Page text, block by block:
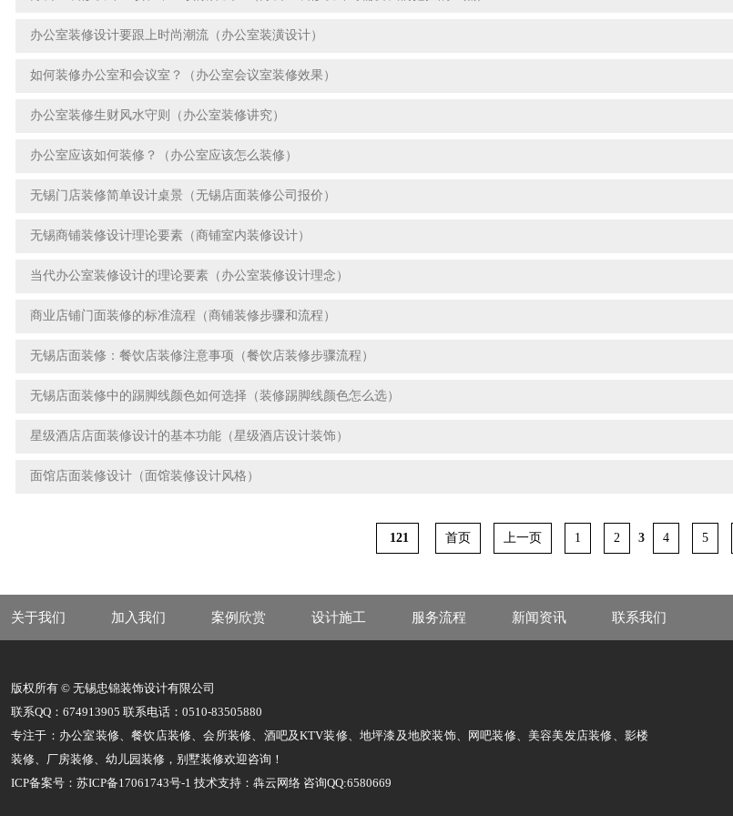
办公室装修设计要跟上时尚潮流（办公室装潢设计）
如何装修办公室和会议室？（办公室会议室装修效果）
办公室装修生财风水守则（办公室装修讲究）
办公室应该如何装修？（办公室应该怎么装修）
无锡门店装修简单设计桌景（无锡店面装修公司报价）
无锡商铺装修设计理论要素（商铺室内装修设计）
当代办公室装修设计的理论要素（办公室装修设计理念）
商业店铺门面装修的标准流程（商铺装修步骤和流程）
无锡店面装修：餐饮店装修注意事项（餐饮店装修步骤流程）
无锡店面装修中的踢脚线颜色如何选择（装修踢脚线颜色怎么选）
星级酒店店面装修设计的基本功能（星级酒店设计装饰）
面馆店面装修设计（面馆装修设计风格）
121 首页 上一页 1 2 3 4 5
关于我们 加入我们 案例欣赏 设计施工 服务流程 新闻资讯 联系我们
版权所有 © 无锡忠锦装饰设计有限公司
联系QQ：674913905 联系电话：0510-83505880
专注于：办公室装修、餐饮店装修、会所装修、酒吧及KTV装修、地坪漆及地胶装饰、网吧装修、美容美发店装修、影楼
装修、厂房装修、幼儿园装修，别墅装修欢迎咨询！
ICP备案号：苏ICP备17061743号-1 技术支持：犇云网络 咨询QQ:6580669